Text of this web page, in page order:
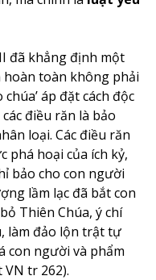
đã khẳng định một
hoàn toàn không phải
áp đặt cách độc
điều răn là bảo
loại. Các điều răn
phá hoại của ích kỷ,
bảo cho con người
lầm lạc đã bắt con
Thiên Chúa, ý chí
làm đảo lộn trật tự
con người và phẩm
VN tr 262).